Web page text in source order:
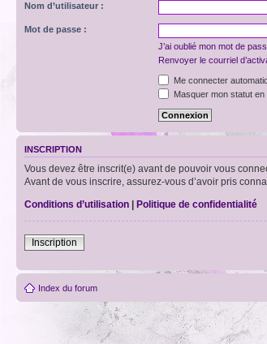
Nom d’utilisateur :
Mot de passe :
J’ai oublié mon mot de
Renvoyer le courriel
Me connecter
Masquer mon statut
INSCRIPTION
Vous devez être inscrit(e) avant de pouvoir vous
Avant de vous inscrire, assurez-vous d’avoir pris
Conditions d’utilisation | Politique de confidentialité
Inscription
Index du forum